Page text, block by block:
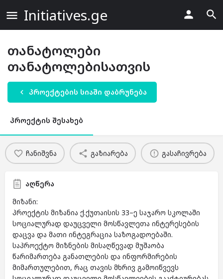
Initiatives.ge
თანატოლები
თანატოლებისათვის
პროექტების სიაში დაბრუნება
პროექტის შესახებ
ჩანიშვნა გაზიარება გასაჩივრება
აღწერა
მიზანი:
პროექტის მიზანია ქ.ქუთაისის 33–ე საჯარო სკოლაში
სოციალურად დაუცველი მოსწავლეთა ინტერესების
დაცვა და მათი ინტეგრაცია საზოგადოებაში.
საპროექტო მიზნების მისაღწევად მუშაობა
წარიმართება განათლების და ინფორმირების
მიმართულებით, რაც თავის მხრივ გამოიწვევს